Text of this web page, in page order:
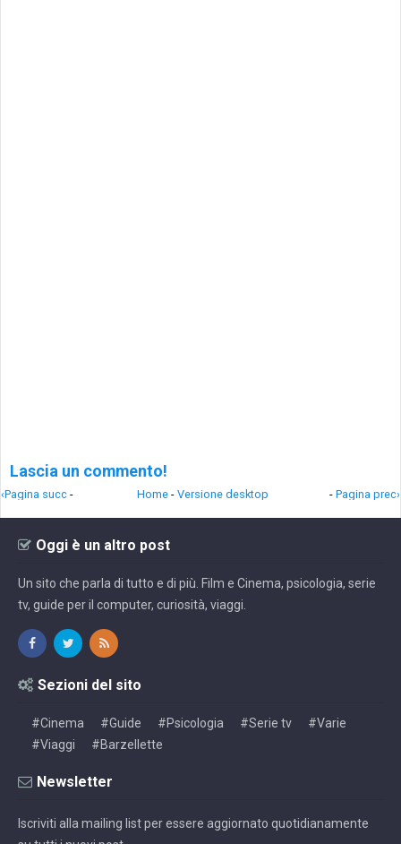
Lascia un commento!
‹Pagina succ - - Pagina prec›
Home - Versione desktop
Oggi è un altro post
Un sito che parla di tutto e di più. Film e Cinema, psicologia, serie
tv, guide per il computer, curiosità, viaggi.
Sezioni del sito
#Cinema #Guide #Psicologia #Serie tv
#Varie
#Viaggi
#Barzellette
Newsletter
Iscriviti alla mailing list per essere aggiornato quotidianamente